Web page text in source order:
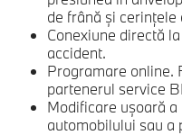
de frână şi cerinţele
Conexiune directă
accident.
Programare online.
partenerul service
Modificare uşoară
automobilului sau a